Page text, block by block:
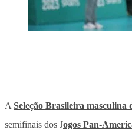
A Seleção Brasileira masculina
semifinais dos Jogos Pan-